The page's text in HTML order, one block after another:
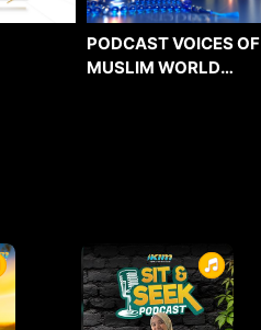
PODCAST VOICES OF
MUSLIM WORLD